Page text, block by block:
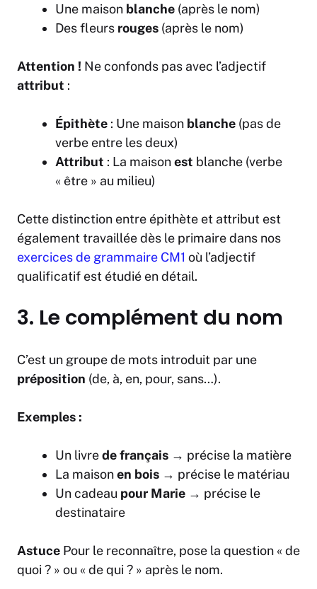
Une maison blanche (après le nom)
Des fleurs rouges (après le nom)
Attention ! Ne confonds pas avec l’adjectif
attribut :
Épithète : Une maison blanche (pas de
verbe entre les deux)
Attribut : La maisonest blanche (verbe
« être » au milieu)
Cette distinction entre épithète et attribut est
également travaillée dès le primaire dans nos
exercices de grammaire CM1 où l’adjectif
qualificatif est étudié en détail.
3. Le complément du nom
C’est un groupe de mots introduit par une
préposition (de, à, en, pour, sans…).
Exemples :
Un livrede français → précise la matière
La maisonen bois → précise le matériau
Un cadeau pour Marie → précise le
destinataire
Astuce Pour le reconnaître, pose la question « de
quoi ? » ou « de qui ? » après le nom.